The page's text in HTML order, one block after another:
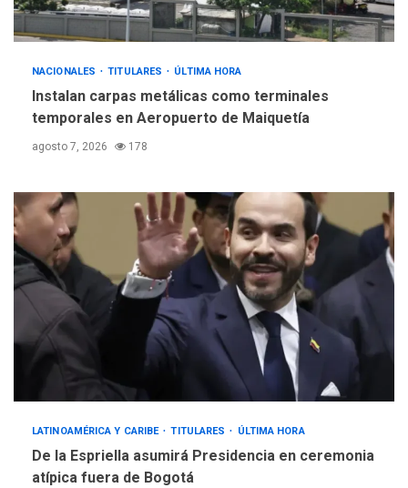
debate principios no
nucleares
NACIONALES TITULARES ÚLTIMA HORA
Instalan carpas metálicas como terminales
temporales en Aeropuerto de Maiquetía
agosto 7, 2026 178
LATINOAMÉRICA Y CARIBE TITULARES ÚLTIMA HORA
De la Espriella asumirá Presidencia en ceremonia
atípica fuera de Bogotá